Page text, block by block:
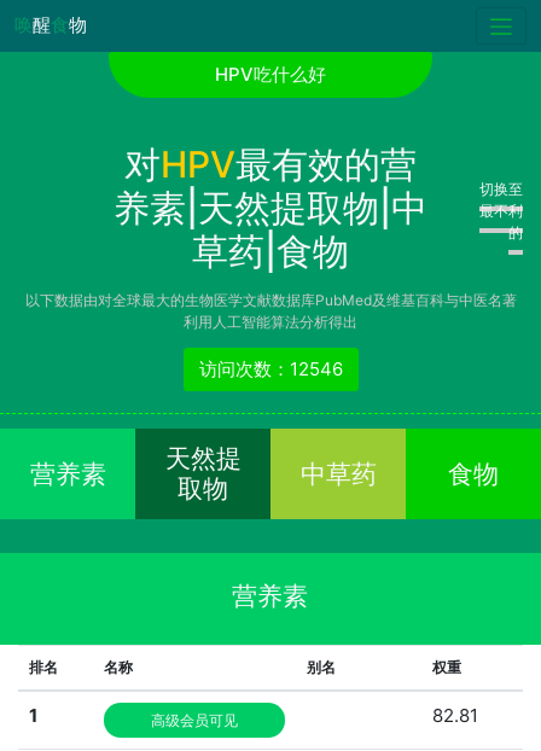
唤醒食物
HPV吃什么好
对HPV最有效的营
养素|天然提取物|中
草药|食物
切换至
最不利
的
以下数据由对全球最大的生物医学文献数据库PubMed及维基百科与中医名著
利用人工智能算法分析得出
访问次数：12546
营养素
天然提
取物
中草药 食物
营养素
排名 名称 别名 权重
1 高级会员可见 82.81